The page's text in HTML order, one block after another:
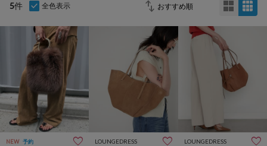
5件 全色表示
NEW 予約
LOUNGEDRESS
LOUNGEDRESS